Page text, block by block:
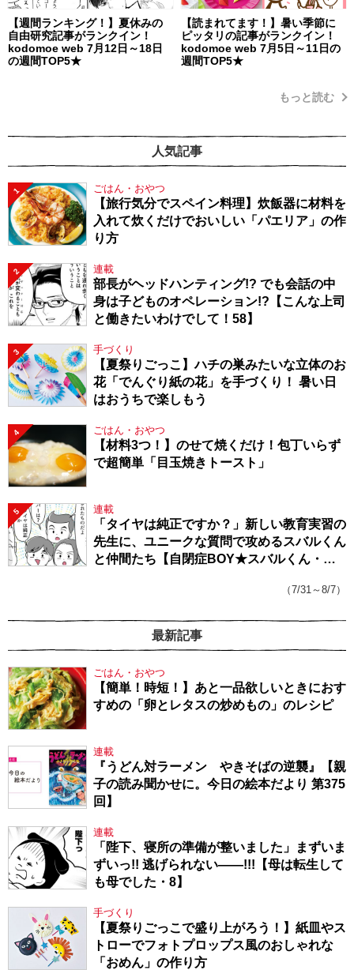
【週間ランキング！】夏休みの
自由研究記事がランクイン！
kodomoe web 7月12日～18日
の週間TOP5★
【読まれてます！】暑い季節に
ピッタリの記事がランクイン！
kodomoe web 7月5日～11日の
週間TOP5★
もっと読む
人気記事
1 ごはん・おやつ
【旅行気分でスペイン料理】炊飯器に材料を
入れて炊くだけでおいしい「パエリア」の作
り方
2 連載
部長がヘッドハンティング!? でも会話の中
身は子どものオペレーション!?【こんな上司
と働きたいわけでして！58】
3 手づくり
【夏祭りごっこ】ハチの巣みたいな立体のお
花「でんぐり紙の花」を手づくり！ 暑い日
はおうちで楽しもう
4 ごはん・おやつ
【材料3つ！】のせて焼くだけ！包丁いらず
で超簡単「目玉焼きトースト」
5 連載
「タイヤは純正ですか？」新しい教育実習の
先生に、ユニークな質問で攻めるスバルくん
と仲間たち【自閉症BOY★スバルくん・
（7/31～8/7）
最新記事
ごはん・おやつ
【簡単！時短！】あと一品欲しいときにおす
すめの「卵とレタスの炒めもの」のレシピ
連載
『うどん対ラーメン やきそばの逆襲』【親
子の読み聞かせに。今日の絵本だより 第375
回】
連載
「陛下、寝所の準備が整いました」まずいま
ずいっ!! 逃げられない――!!!【母は転生して
も母でした・8】
手づくり
【夏祭りごっこで盛り上がろう！】紙皿やス
トローでフォトプロップス風のおしゃれな
「おめん」の作り方